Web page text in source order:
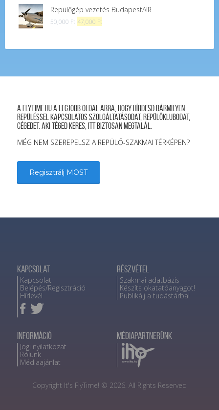
Repülőgép vezetés BudapestAIR
50,000 Ft Original
47,000 FtCurrent
A FLYTIME.HU a legjobb oldal arra, hogy hírdesd bármilyen
repüléssel kapcsolatos szolgáltatásodat, repülőklubodat,
cégedet. Aki téged keres, itt biztosan megtalál.
MÉG NEM SZEREPELSZ A REPÜLŐ-SZAKMAI TÉRKÉPEN?
Regisztrálj MOST
Kapcsolat
Kapcsolat
Belépés/Regisztráció
Hírlevél
Részvétel
Szakmai adatbázis
Készíts okatatóanyagot!
Publikálj a tudástárba!
Információ
Jogi nyilatkozat
Rólunk
Médiaajánlat
Médiapartnerünk
Copyright It's FlyTime! © 2026. All Rights Reserved